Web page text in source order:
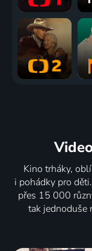
Kino trháky,
i pohádky pro
přes 15 000
tak jednoduše